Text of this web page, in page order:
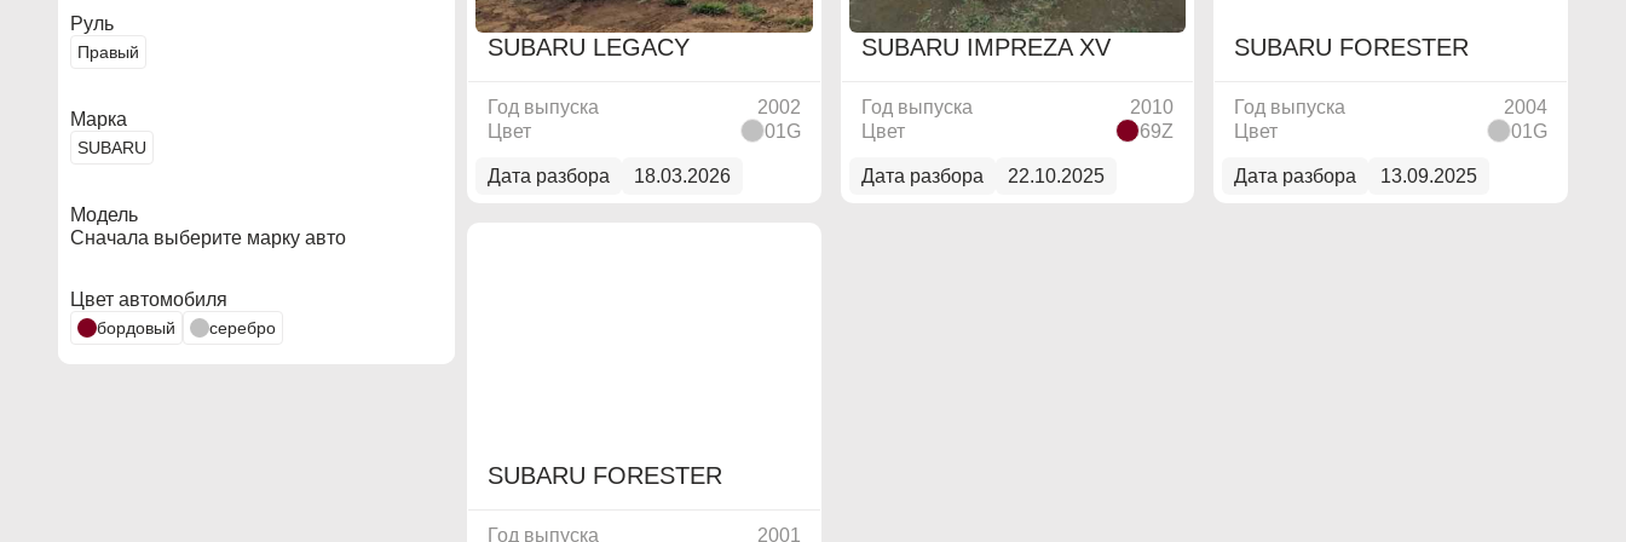
Руль
Правый
Марка
SUBARU
Модель
Сначала выберите марку авто
Цвет автомобиля
бордовый серебро
SUBARU LEGACY
Год выпуска
2002
Цвет
01G
Дата разбора 18.03.2026
SUBARU IMPREZA XV
Год выпуска
2010
Цвет
69Z
Дата разбора 22.10.2025
SUBARU FORESTER
Год выпуска
2004
Цвет
01G
Дата разбора 13.09.2025
SUBARU FORESTER
Год выпуска
2001
Alfa Romeo
BMW
Alfa Romeo
BMW